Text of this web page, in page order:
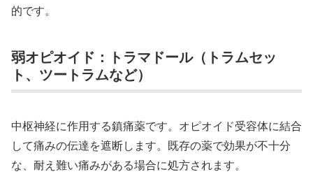
的です。
弱オピオイド：トラマドール（トラムセッ
ト、ツートラムなど）
中枢神経に作用する鎮痛薬です。オピオイド受容体に結合
して痛みの伝達を遮断します。既存の薬で効果が不十分
な、耐え難い痛みがある場合に処方されます。